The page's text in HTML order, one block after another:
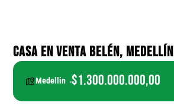
CASA EN VENTA BELÉN, MEDELLÍN
Medellin $1.300.000.000,00